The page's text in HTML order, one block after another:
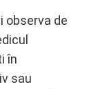
observa de
în
sau